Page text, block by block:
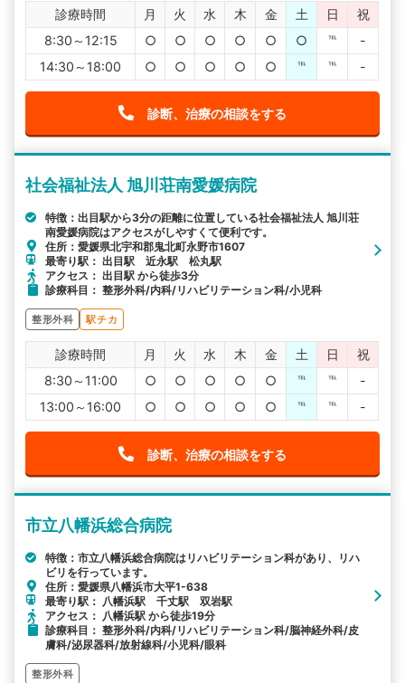
診療時間 月 火 水 木 金 土 日
祝
8:30～12:15
○ ○ ○ ○ ○ ○ ℡
-
14:30～18:00
○ ○ ○ ○ ○ ℡ ℡ -
診断、治療の相談をする
社会福祉法人 旭川荘南愛媛病院
特徴：出目駅から3分の距離に位置している社会福祉法人 旭川荘
南愛媛病院はアクセスがしやすくて便利です。
住所：愛媛県北宇和郡鬼北町永野市1607
最寄り駅： 出目駅 近永駅 松丸駅
アクセス： 出目駅 から徒歩3分
診療科目： 整形外科/内科/リハビリテーション科/小児科
整形外科 駅チカ
診療時間 月 火 水 木 金 土 日
祝
8:30～11:00
○ ○ ○ ○ ○ ℡ ℡
-
13:00～16:00
○ ○ ○ ○ ○ ℡ ℡ -
診断、治療の相談をする
市立八幡浜総合病院
特徴：市立八幡浜総合病院はリハビリテーション科があり、リハ
ビリを行っています。
住所：愛媛県八幡浜市大平1-638
最寄り駅： 八幡浜駅 千丈駅 双岩駅
アクセス： 八幡浜駅 から徒歩19分
診療科目： 整形外科/内科/リハビリテーション科/脳神経外科/皮
膚科/泌尿器科/放射線科/小児科/眼科
整形外科